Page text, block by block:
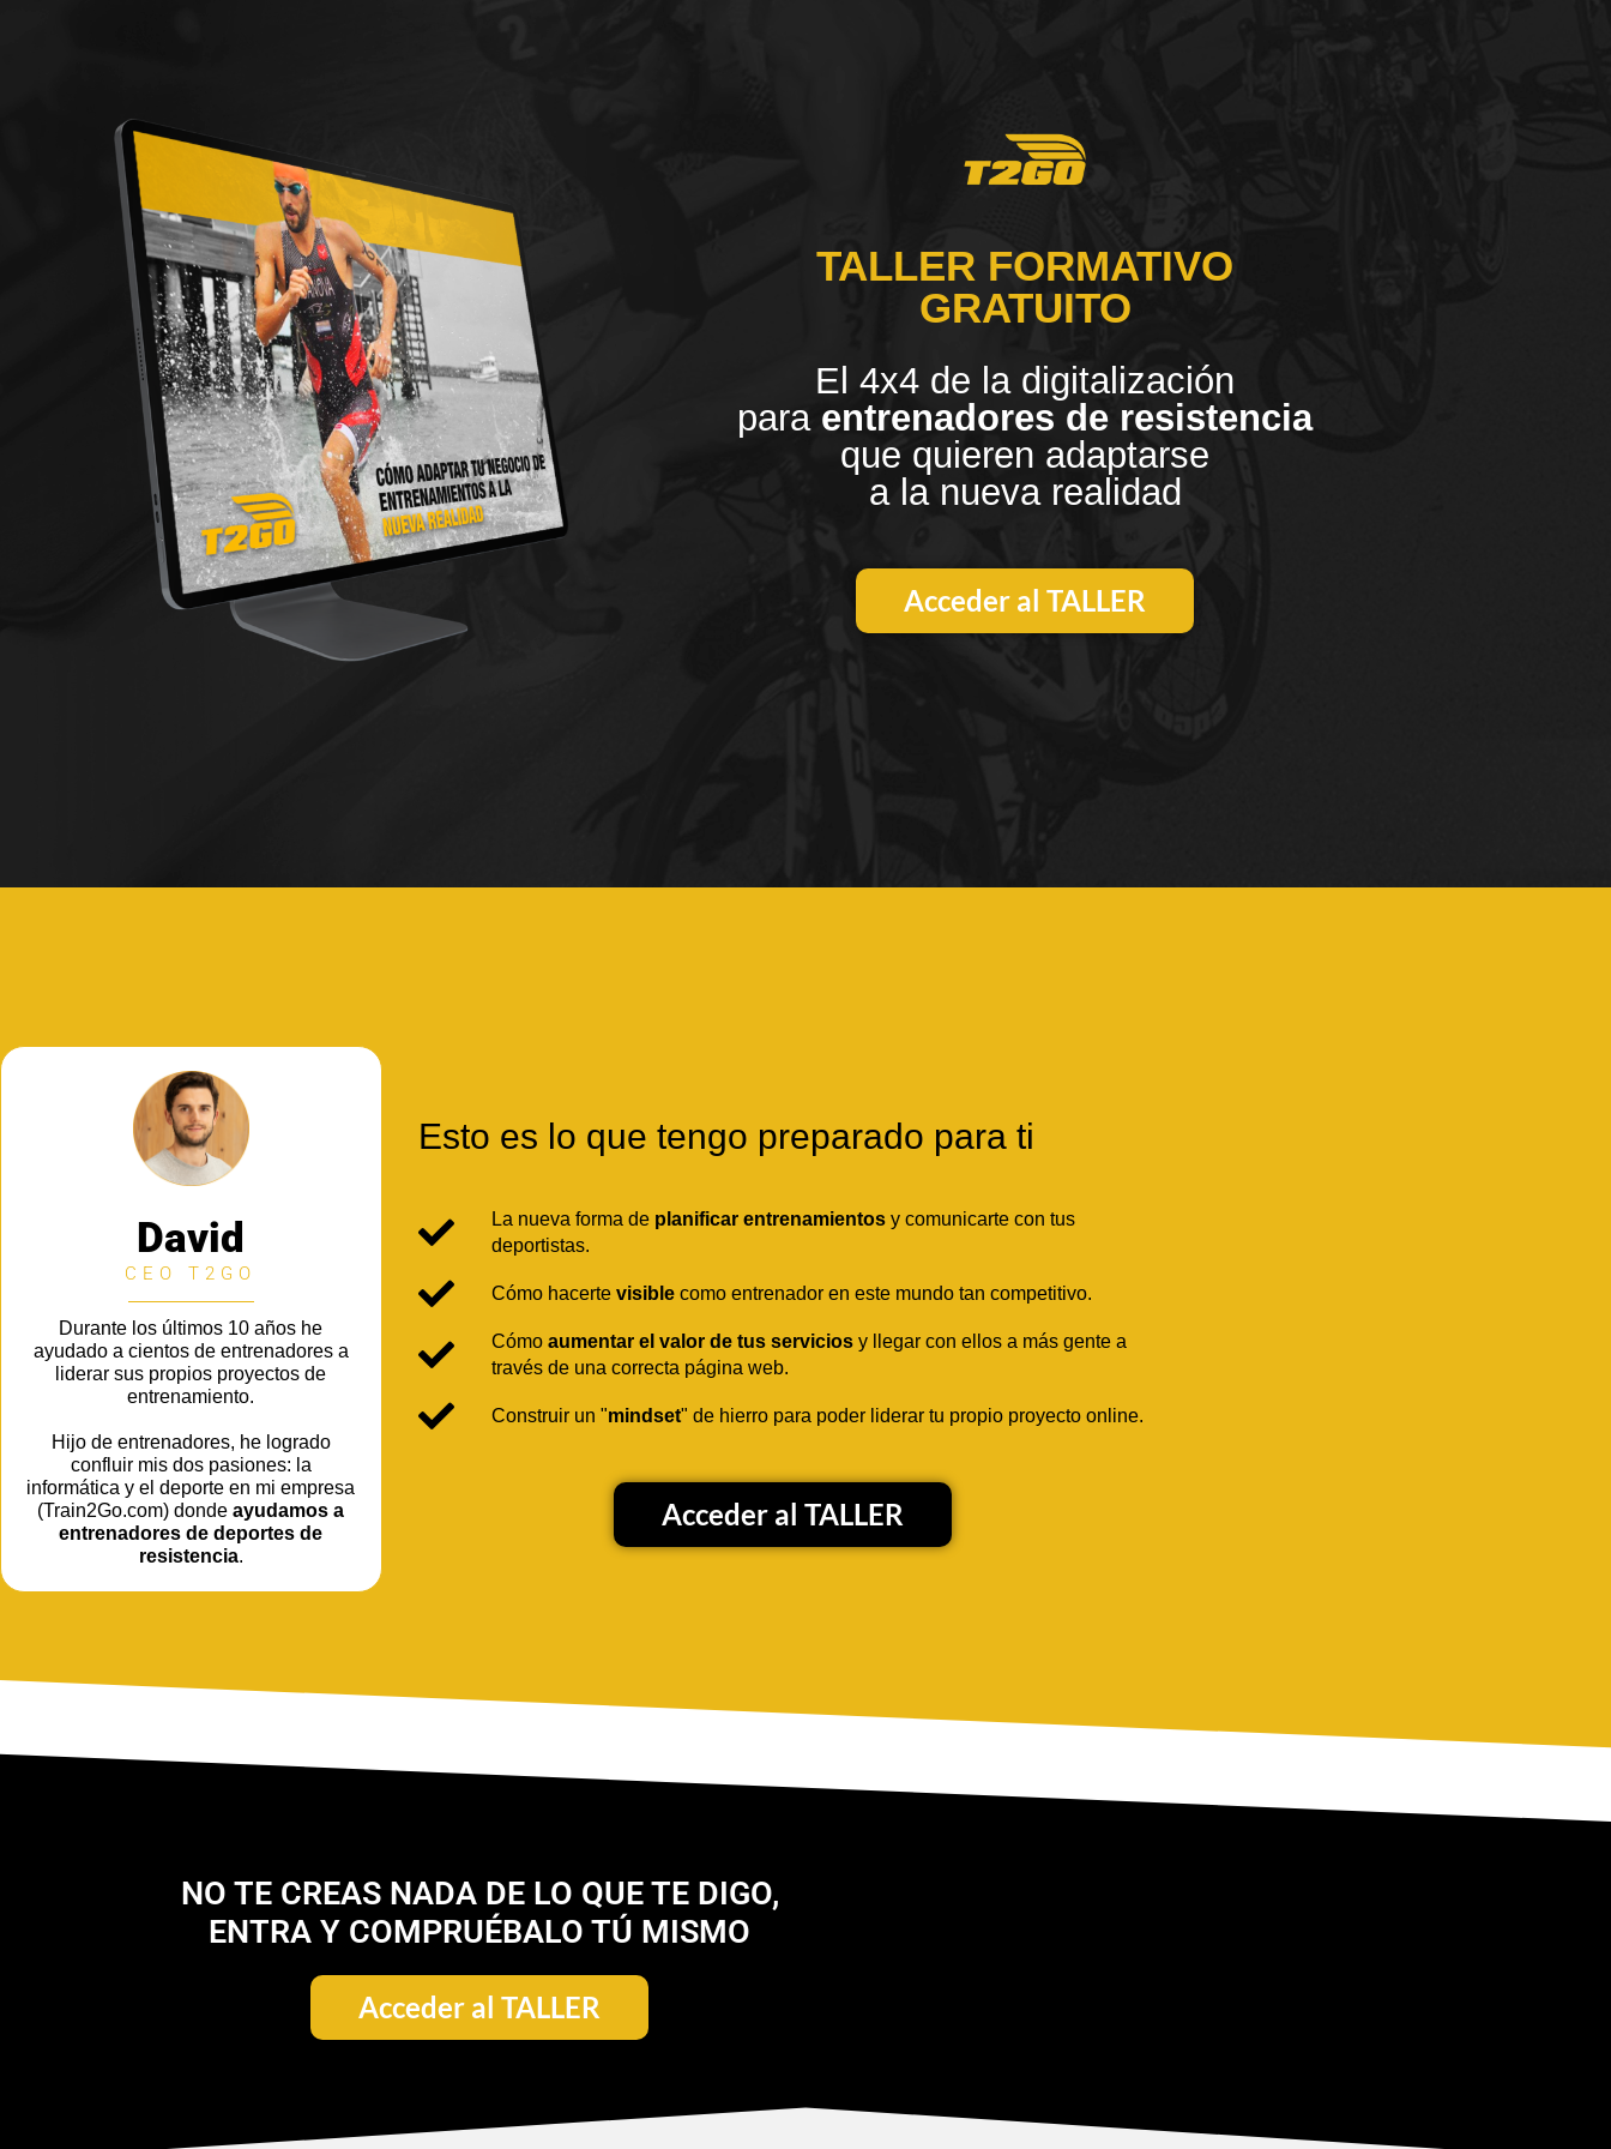
TALLER FORMATIVO
GRATUITO
El 4x4 de la digitalización
para entrenadores de resistencia
que quieren adaptarse
a la nueva realidad
Acceder al TALLER
David
CEO T2GO
Durante los últimos 10 años he
ayudado a cientos de entrenadores a
liderar sus propios proyectos de
entrenamiento.
Hijo de entrenadores, he logrado
confluir mis dos pasiones: la
informática y el deporte en mi empresa
(Train2Go.com) dondeayudamos a
entrenadores de deportes de
resistencia.
Esto es lo que tengo preparado para ti
La nueva forma de planificar entrenamientos y comunicarte con tus
deportistas.
Cómo hacertevisible como entrenador en este mundo tan competitivo.
Cómoaumentar el valor de tus servicios y llegar con ellos a más gente a
través de una correcta página web.
Construir un "mindset" de hierro para poder liderar tu propio proyecto online.
Acceder al TALLER
NO TE CREAS NADA DE LO QUE TE DIGO,
ENTRA Y COMPRUÉBALO TÚ MISMO
Acceder al TALLER